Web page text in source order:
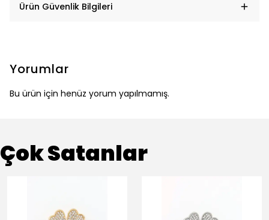
Ürün Güvenlik Bilgileri
Yorumlar
Bu ürün için henüz yorum yapılmamış.
Çok Satanlar